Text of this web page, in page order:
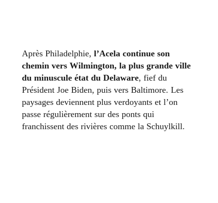
Après Philadelphie, l’Acela continue son
chemin vers Wilmington, la plus grande ville
du minuscule état du Delaware, fief du
Président Joe Biden, puis vers Baltimore. Les
paysages deviennent plus verdoyants et l’on
passe régulièrement sur des ponts qui
franchissent des rivières comme la Schuylkill.